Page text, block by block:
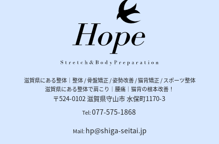
滋賀県にある整体｜整体 / 骨盤矯正 / 姿勢改善 / 猫背矯正 / スポーツ整体
滋賀県にある整体で肩こり｜腰痛｜猫背の根本改善！
〒524-0102滋賀県守山市水保町1170-3
Tel:077-575-1868
Mail:hp@shiga-seitai.jp